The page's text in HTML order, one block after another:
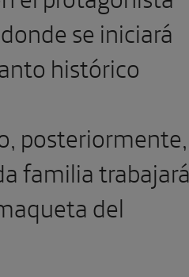
se iniciará
histórico
posteriormente,
familia
del